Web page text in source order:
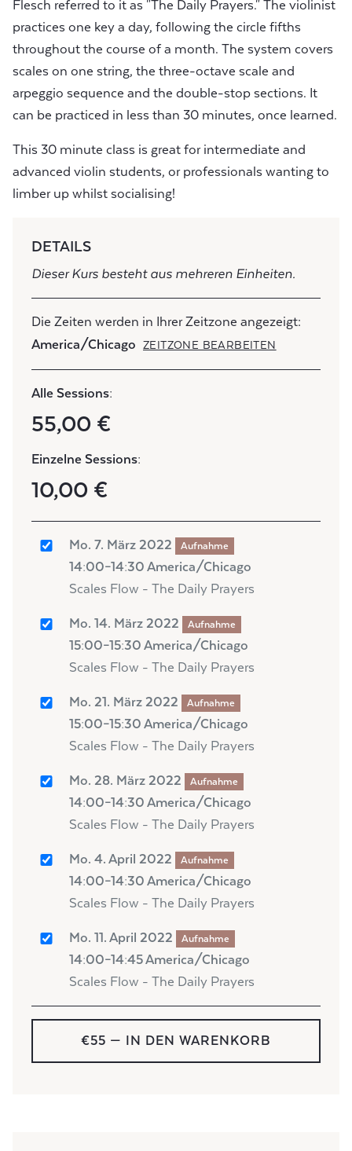
Flesch referred to it as "The Daily Prayers." The violinist
practices one key a day, following the circle fifths
throughout the course of a month. The system covers
scales on one string, the three-octave scale and
arpeggio sequence and the double-stop sections. It
can be practiced in less than 30 minutes, once learned.
This 30 minute class is great for intermediate and
advanced violin students, or professionals wanting to
limber up whilst socialising!
DETAILS
Dieser Kurs besteht aus mehreren Einheiten.
Die Zeiten werden in Ihrer Zeitzone angezeigt:
America/Chicago
ZEITZONE BEARBEITEN
Alle Sessions:
55,00 €
Einzelne Sessions:
10,00 €
Mo. 7. März 2022 Aufnahme
14:00–14:30 America/Chicago
Scales Flow - The Daily Prayers
Mo. 14. März 2022 Aufnahme
15:00–15:30 America/Chicago
Scales Flow - The Daily Prayers
Mo. 21. März 2022 Aufnahme
15:00–15:30 America/Chicago
Scales Flow - The Daily Prayers
Mo. 28. März 2022 Aufnahme
14:00–14:30 America/Chicago
Scales Flow - The Daily Prayers
Mo. 4. April 2022 Aufnahme
14:00–14:30 America/Chicago
Scales Flow - The Daily Prayers
Mo. 11. April 2022 Aufnahme
14:00–14:45 America/Chicago
Scales Flow - The Daily Prayers
€55 — IN DEN WARENKORB